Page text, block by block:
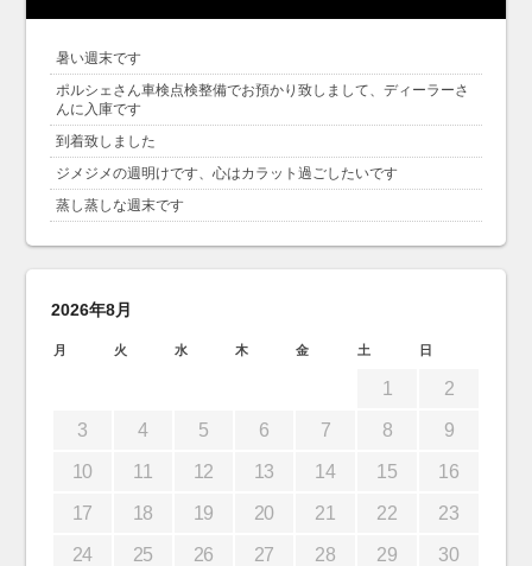
暑い週末です
ポルシェさん車検点検整備でお預かり致しまして、ディーラーさ
んに入庫です
到着致しました
ジメジメの週明けです、心はカラット過ごしたいです
蒸し蒸しな週末です
2026年8月
月 火 水 木 金 土 日
1 2
3 4 5 6 7 8 9
10 11 12 13 14 15 16
17 18 19 20 21 22 23
24 25 26 27 28 29 30